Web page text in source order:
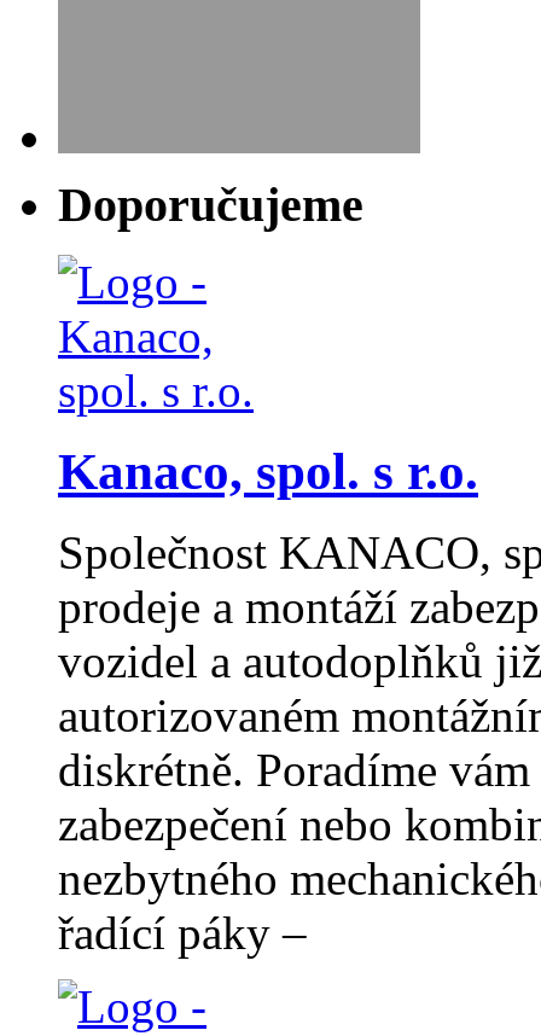
Doporučujeme
Kanaco, spol. s r.o.
Společnost KANACO,
prodeje a montáží
vozidel a autodoplňků
autorizovaném
diskrétně. Poradíme
zabezpečení nebo
nezbytného
řadící páky –